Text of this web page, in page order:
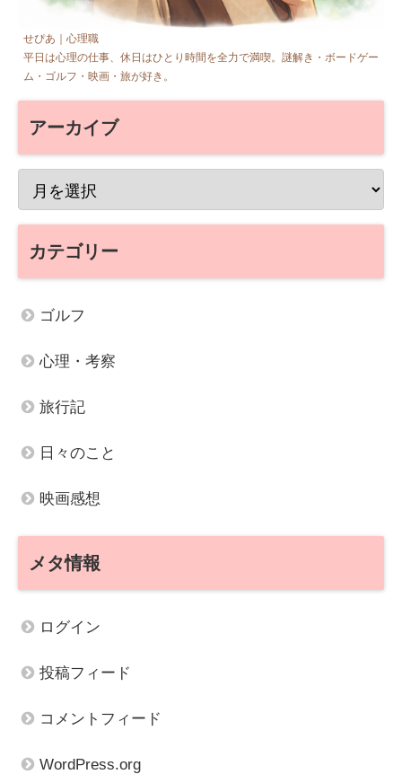
せぴあ｜心理職
平日は心理の仕事、休日はひとり時間を全力で満喫。謎解き・ボードゲー
ム・ゴルフ・映画・旅が好き。
アーカイブ
カテゴリー
ゴルフ
心理・考察
旅行記
日々のこと
映画感想
メタ情報
ログイン
投稿フィード
コメントフィード
WordPress.org